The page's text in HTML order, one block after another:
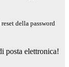
della password
posta elettronica!